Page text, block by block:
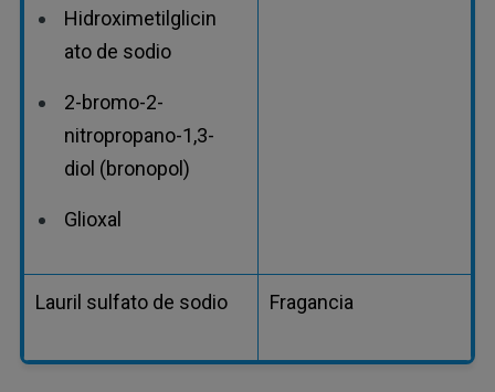
Hidroximetilglicin
ato de sodio
2-bromo-2-
nitropropano-1,3-
diol (bronopol)
Glioxal
Lauril sulfato de sodio Fragancia